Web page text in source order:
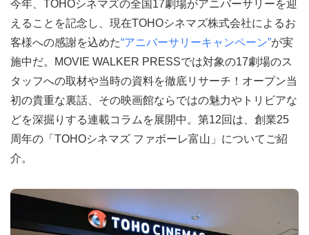
今年、TOHOシネマズの全国17劇場がアニバーサリーを迎
えることを記念し、現在TOHOシネマズ株式会社によるお
客様への感謝を込めた“アニバーサリーキャンペーン”が実
施中だ。MOVIE WALKER PRESSでは対象の17劇場のス
タッフへの取材や当時の資料を徹底リサーチ！オープン当
初の貴重な裏話、その映画館ならではの魅力やトリビアな
どを深掘りする連載コラムを展開中。第12回は、創業25
周年の「TOHOシネマズ ファボーレ富山」についてご紹
介。